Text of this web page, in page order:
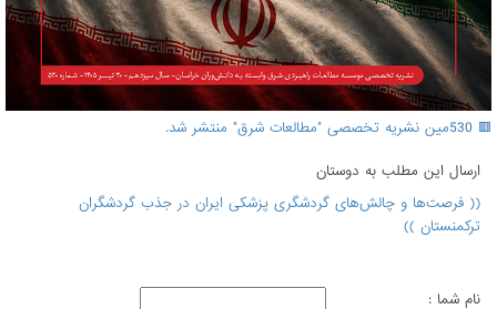
🟥 530مین نشریه تخصصی "مطالعات شرق" منتشر شد.
ارسال اين مطلب به دوستان
(( فرصت‌ها و چالش‌های گردشگری پزشکی ایران در جذب گردشگران
ترکمنستان ))
نام شما :